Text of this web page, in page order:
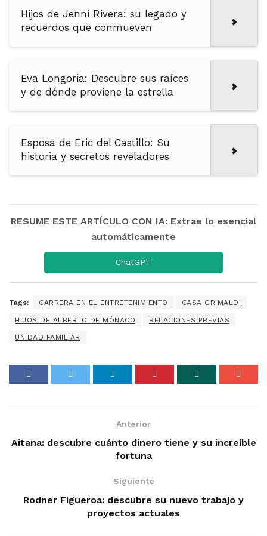
Hijos de Jenni Rivera: su legado y
recuerdos que conmueven
Eva Longoria: Descubre sus raíces
y de dónde proviene la estrella
Esposa de Eric del Castillo: Su
historia y secretos reveladores
RESUME ESTE ARTÍCULO CON IA: Extrae lo esencial
automáticamente
ChatGPT
Tags: CARRERA EN EL ENTRETENIMIENTO CASA GRIMALDI
HIJOS DE ALBERTO DE MÓNACO RELACIONES PREVIAS
UNIDAD FAMILIAR
Anterior
Aitana: descubre cuánto dinero tiene y su increíble
fortuna
Siguiente
Rodner Figueroa: descubre su nuevo trabajo y
proyectos actuales